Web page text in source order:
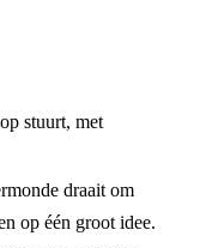
stuurt, met
draait om
op één groot idee.